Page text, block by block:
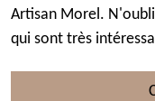
Artisan Morel.
qui sont très